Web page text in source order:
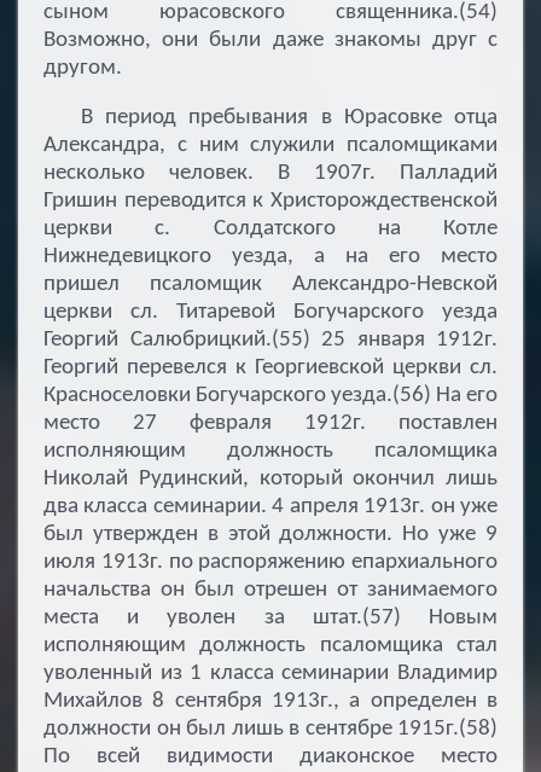
сыном юрасовского священника.(54)
Возможно, они были даже знакомы друг с
другом.
В период пребывания в Юрасовке отца
Александра, с ним служили псаломщиками
несколько человек. В 1907г. Палладий
Гришин переводится к Христорождественской
церкви с. Солдатского на Котле
Нижнедевицкого уезда, а на его место
пришел псаломщик Александро-Невской
церкви сл. Титаревой Богучарского уезда
Георгий Салюбрицкий.(55) 25 января 1912г.
Георгий перевелся к Георгиевской церкви сл.
Красноселовки Богучарского уезда.(56) На его
место 27 февраля 1912г. поставлен
исполняющим должность псаломщика
Николай Рудинский, который окончил лишь
два класса семинарии. 4 апреля 1913г. он уже
был утвержден в этой должности. Но уже 9
июля 1913г. по распоряжению епархиального
начальства он был отрешен от занимаемого
места и уволен за штат.(57) Новым
исполняющим должность псаломщика стал
уволенный из 1 класса семинарии Владимир
Михайлов 8 сентября 1913г., а определен в
должности он был лишь в сентябре 1915г.(58)
По всей видимости диаконское место